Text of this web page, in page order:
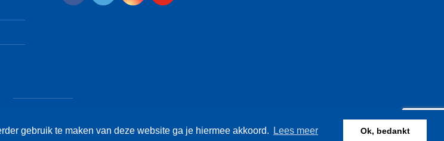
gebruik te maken van deze website ga je hiermee akkoord. Lees meer Ok, bedankt
© Brugse Radio 2026